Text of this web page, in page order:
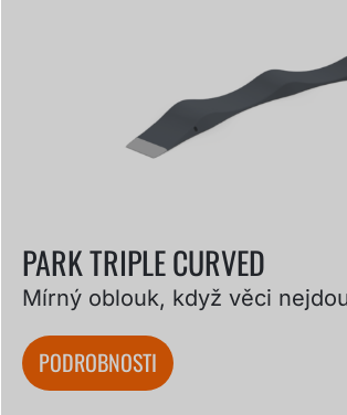
PARK TRIPLE CURVED
Mírný oblouk, když věci
PODROBNOSTI